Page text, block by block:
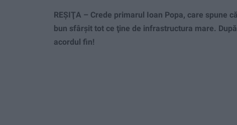
REŞIŢA – Crede primarul Ioan Popa, care spune
bun sfârşit tot ce ţine de infrastructura mare.
acordul fin!